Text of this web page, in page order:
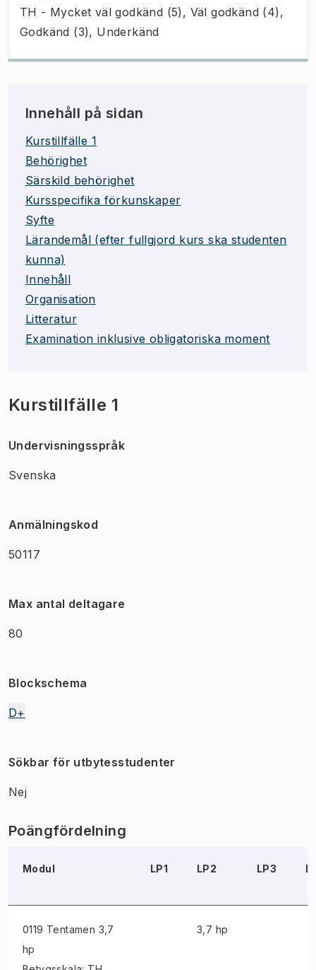
TH - Mycket väl godkänd (5), Väl godkänd (4),
Godkänd (3), Underkänd
Innehåll på sidan
Kurstillfälle 1
Behörighet
Särskild behörighet
Kursspecifika förkunskaper
Syfte
Lärandemål (efter fullgjord kurs ska studenten
kunna)
Innehåll
Organisation
Litteratur
Examination inklusive obligatoriska moment
Kurstillfälle 1
Undervisningsspråk
Svenska
Anmälningskod
50117
Max antal deltagare
80
Blockschema
D+
Sökbar för utbytesstudenter
Nej
Poängfördelning
Modul LP1 LP2 LP3
0119 Tentamen 3,7
hp
3,7 hp